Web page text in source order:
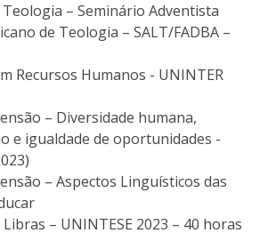
– Seminário Adventista
de Teologia – SALT/FADBA –
Recursos Humanos - UNINTER
– Diversidade humana,
e igualdade de oportunidades -
– Aspectos Linguísticos das
– UNINTESE 2023 – 40 horas